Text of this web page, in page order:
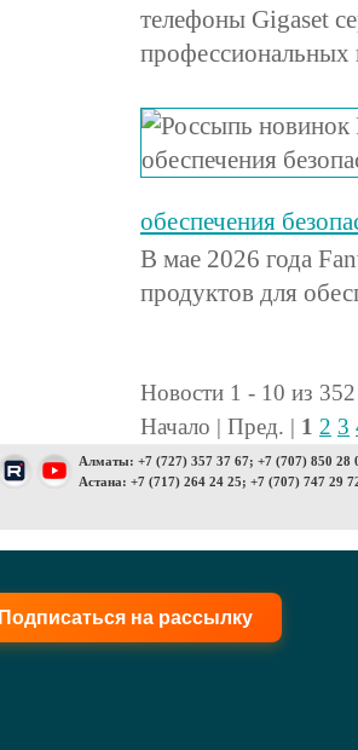
телефоны Gigaset
обеспечения
В мае 2026 года
продуктов для
Новости 1 - 10 из 352
Начало | Пред. | 1 2 3
Алматы: +7 (727) 357 37 67; +7 (707) 850 28
Астана: +7 (717) 264 24 25; +7 (707) 747 29
Подписаться на рассылку